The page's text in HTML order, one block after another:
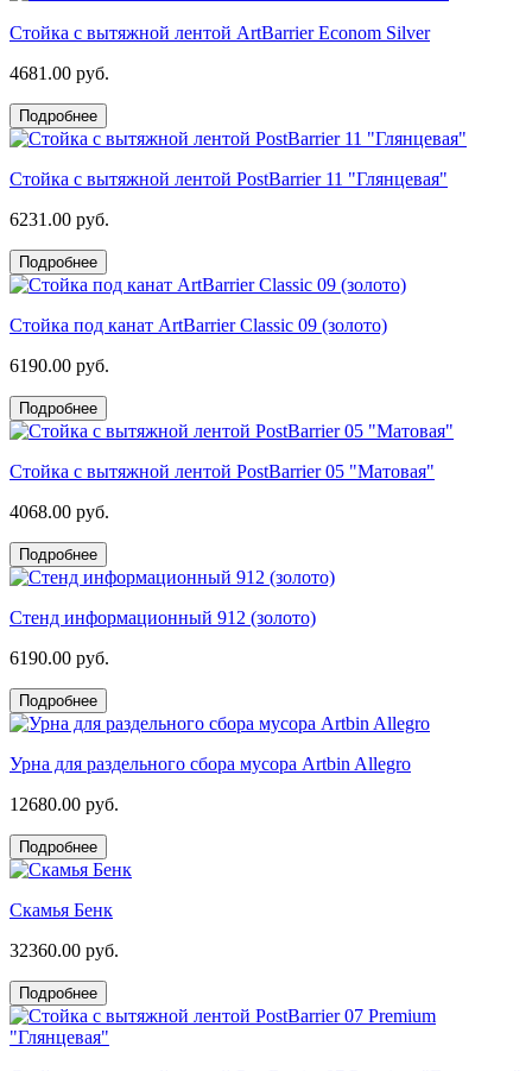
Стойка с вытяжной лентой ArtBarrier Econom Silver
4681.00 руб.
Подробнее
Стойка с вытяжной лентой PostBarrier 11 "Глянцевая"
6231.00 руб.
Подробнее
Стойка под канат ArtBarrier Classic 09 (золото)
6190.00 руб.
Подробнее
Стойка с вытяжной лентой PostBarrier 05 "Матовая"
4068.00 руб.
Подробнее
Стенд информационный 912 (золото)
6190.00 руб.
Подробнее
Урна для раздельного сбора мусора Artbin Allegro
12680.00 руб.
Подробнее
Скамья Бенк
32360.00 руб.
Подробнее